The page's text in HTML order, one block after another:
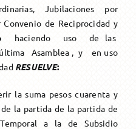
Jubilaciones por
Convenio de Reciprocidad y
haciendo uso de las
Asamblea , y en uso
RESUELVE:
la suma pesos cuarenta y
la partida de la partida de
a la de Subsidio